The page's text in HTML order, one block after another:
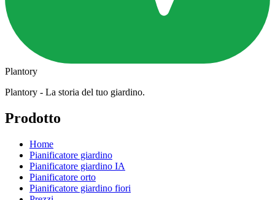
Plantory
Plantory - La storia del tuo giardino.
Prodotto
Home
Pianificatore giardino
Pianificatore giardino IA
Pianificatore orto
Pianificatore giardino fiori